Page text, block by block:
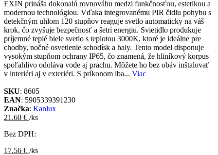
EXIN prináša dokonalú rovnováhu medzi funkčnosťou, estetikou a
modernou technológiou. Vďaka integrovanému PIR čidlu pohybu s
detekčným uhlom 120 stupňov reaguje svetlo automaticky na váš
krok, čo zvyšuje bezpečnosť a šetrí energiu. Svietidlo produkuje
príjemné teplé biele svetlo s teplotou 3000K, ktoré je ideálne pre
chodby, nočné osvetlenie schodísk a haly. Tento model disponuje
vysokým stupňom ochrany IP65, čo znamená, že hliníkový korpus
spoľahlivo odoláva vode aj prachu. Môžete ho bez obáv inštalovať
v interiéri aj v exteriéri. S príkonom iba... Viac
SKU: 8605
EAN: 5905339391230
Značka: Kanlux
21.60 € /ks
Bez DPH:
17.56 € /ks